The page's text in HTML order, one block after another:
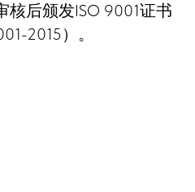
核后颁发ISO 9001证书
2015）。